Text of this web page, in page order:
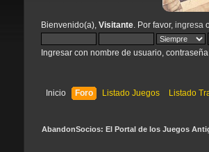
Bienvenido(a), Visitante. Por favor, ingresa
Ingresar con nombre de usuario,
Inicio Foro Listado Juegos Listado
AbandonSocios: El Portal de los Juegos